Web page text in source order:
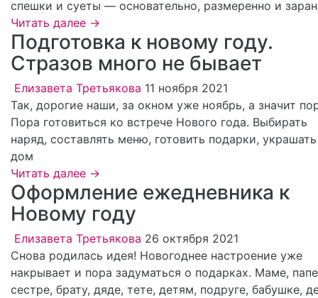
спешки и суеты — основательно, размеренно и
Читать далее →
Подготовка к новому году.
Стразов много не бывает
Елизавета Третьякова 11 ноября 2021
Так, дорогие наши, за окном уже ноябрь, а значит
Пора готовиться ко встрече Нового года. Выбирать
наряд, составлять меню, готовить подарки, украшать
дом
Читать далее →
Оформление ежедневника к
Новому году
Елизавета Третьякова 26 октября 2021
Снова родилась идея! Новогоднее настроение уже
накрывает и пора задуматься о подарках. Маме,
сестре, брату, дяде, тете, детям, подруге, бабушке,